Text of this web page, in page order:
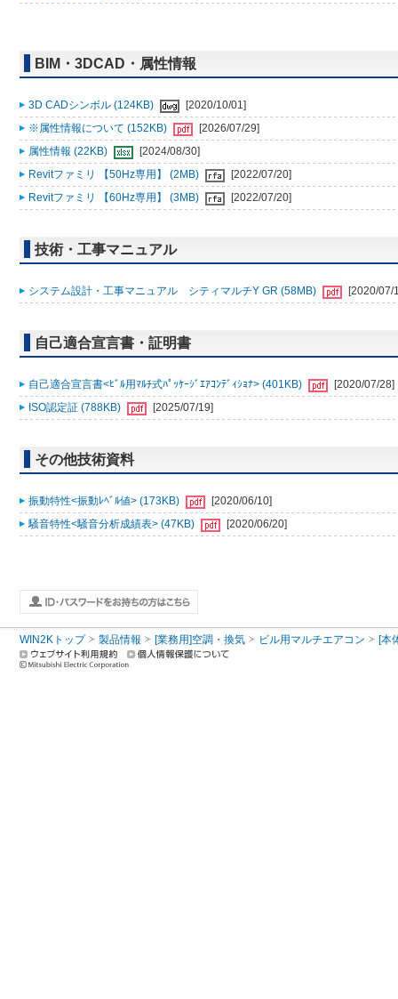
BIM・3DCAD・属性情報
3D CADシンボル (124KB)
[2020/10/01]
※属性情報について (152KB)
[2026/07/29]
属性情報 (22KB)
[2024/08/30]
Revitファミリ 【50Hz専用】 (2MB)
[2022/07/20]
Revitファミリ 【60Hz専用】 (3MB)
[2022/07/20]
技術・工事マニュアル
システム設計・工事マニュアル シティマルチY GR (58MB) [2020/07/
自己適合宣言書・証明書
自己適合宣言書<ﾋﾞﾙ用ﾏﾙﾁ式ﾊﾟｯｹｰｼﾞｴｱｺﾝﾃﾞｨｼｮﾅ> (401KB)
[2020/07/28]
ISO認定証 (788KB)
[2025/07/19]
その他技術資料
振動特性<振動ﾚﾍﾞﾙ値> (173KB)
[2020/06/10]
騒音特性<騒音分析成績表> (47KB)
[2020/06/20]
WIN2Kトップ 製品情報 [業務用]空調・換気 ビル用マルチエアコン [本